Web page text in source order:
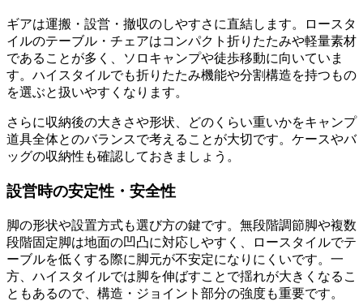
ギアは運搬・設営・撤収のしやすさに直結します。ロースタ
イルのテーブル・チェアはコンパクト折りたたみや軽量素材
であることが多く、ソロキャンプや徒歩移動に向いていま
す。ハイスタイルでも折りたたみ機能や分割構造を持つもの
を選ぶと扱いやすくなります。
さらに収納後の大きさや形状、どのくらい重いかをキャンプ
道具全体とのバランスで考えることが大切です。ケースやバ
ッグの収納性も確認しておきましょう。
設営時の安定性・安全性
脚の形状や設置方式も選び方の鍵です。無段階調節脚や複数
段階固定脚は地面の凹凸に対応しやすく、ロースタイルでテ
ーブルを低くする際に脚元が不安定になりにくいです。一
方、ハイスタイルでは脚を伸ばすことで揺れが大きくなるこ
ともあるので、構造・ジョイント部分の強度も重要です。